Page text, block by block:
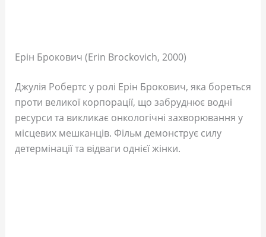
Ерін Брокович (Erin Brockovich, 2000)
Джулія Робертс у ролі Ерін Брокович, яка бореться
проти великої корпорації, що забруднює водні
ресурси та викликає онкологічні захворювання у
місцевих мешканців. Фільм демонструє силу
детермінації та відваги однієї жінки.